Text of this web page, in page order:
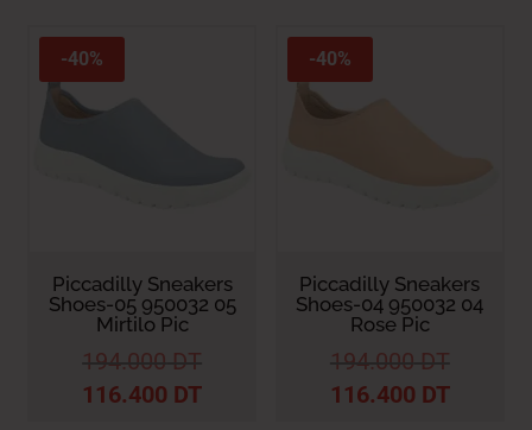
-40%
Piccadilly Sneakers
Shoes-05 950032 05
Mirtilo Pic
194.000 DT
116.400 DT
-40%
Piccadilly Sneakers
Shoes-04 950032 04
Rose Pic
194.000 DT
116.400 DT